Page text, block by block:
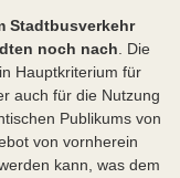
Stadtbusverkehr
noch nach . Die
Hauptkriterium für
auch für die Nutzung
Publikums von
von vornherein
kann, was dem